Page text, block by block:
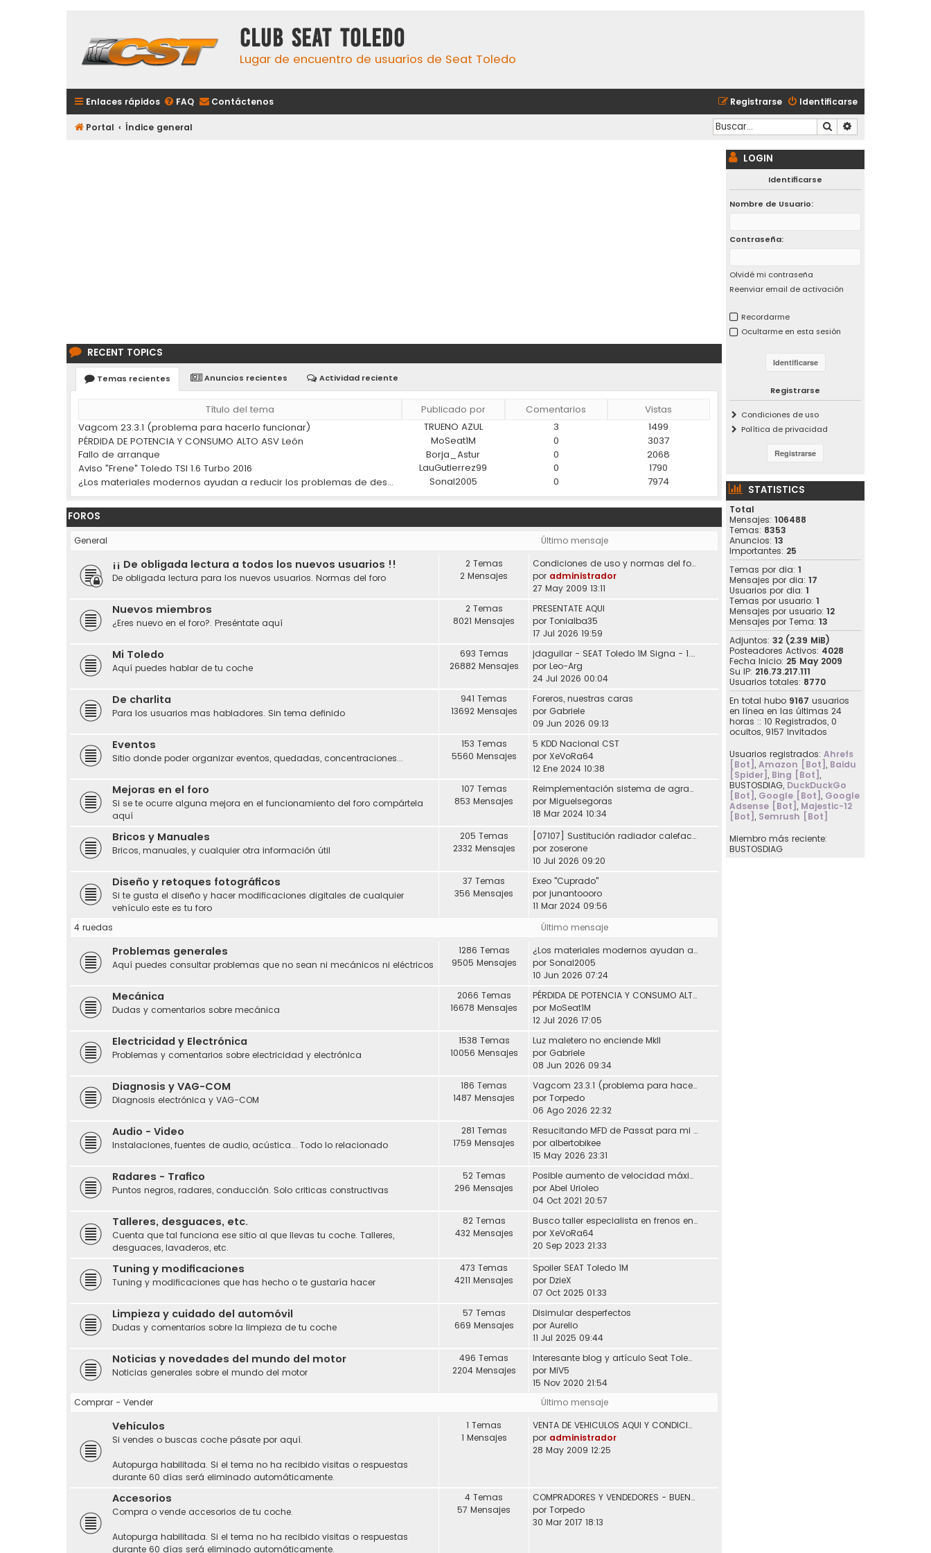
Club Seat Toledo
Lugar de encuentro de usuarios de Seat Toledo
Enlaces rápidos FAQ Contáctenos Identificarse
Registrarse
Portal Índice general Buscar
RECENT TOPICS
Temas recientes Anuncios recientes Actividad reciente
Título del tema Publicado por Comentarios
Vistas
Vagcom 23.3.1 (problema para hacerlo funcionar)
TRUENO AZUL 3
1499
PÉRDIDA DE POTENCIA Y CONSUMO ALTO ASV León
MoSeat1M 0
3037
Fallo de arranque
Borja_Astur 0
2068
Aviso "Frene" Toledo TSI 1.6 Turbo 2016
LauGutierrez99 0
1790
¿Los materiales modernos ayudan a reducir los problemas de desgaste en los coches?
Sonal2005 0 7974
FOROS
Último mensaje
General
¡¡ De obligada lectura a todos los nuevos usuarios !!
De obligada lectura para los nuevos usuarios. Normas del foro
2 Temas
2 Mensajes
Condiciones de uso y normas del foro.
por administrador
27 May 2009 13:11
Nuevos miembros
¿Eres nuevo en el foro?. Preséntate aquí
2 Temas
8021 Mensajes
PRESENTATE AQUI
por Tonialba35
17 Jul 2026 19:59
Mi Toledo
Aquí puedes hablar de tu coche
693 Temas
26882 Mensajes
jdaguilar - SEAT Toledo 1M Signa - 1.8 20V 125CV Automático - 10/2001
por Leo-Arg
24 Jul 2026 00:04
De charlita
Para los usuarios mas habladores. Sin tema definido
941 Temas
13692 Mensajes
Foreros, nuestras caras
por Gabriele
09 Jun 2026 09:13
Eventos
Sitio donde poder organizar eventos, quedadas, concentraciones...
153 Temas
5560 Mensajes
5 KDD Nacional CST
por XeVoRa64
12 Ene 2024 10:38
Mejoras en el foro
Si se te ocurre alguna mejora en el funcionamiento del foro compártela
aquí
107 Temas
853 Mensajes
Reimplementación sistema de agradecimiento en los posts
por Miguelsegoras
18 Mar 2024 10:34
Bricos y Manuales
Bricos, manuales, y cualquier otra información útil
205 Temas
2332 Mensajes
[07107] Sustitución radiador calefacción Seat Toledo I
por zoserone
10 Jul 2026 09:20
Diseño y retoques fotográficos
Si te gusta el diseño y hacer modificaciones digitales de cualquier
vehículo este es tu foro
37 Temas
356 Mensajes
Exeo "Cuprado"
por junantoooro
11 Mar 2024 09:56
Último mensaje
4 ruedas
Problemas generales
Aquí puedes consultar problemas que no sean ni mecánicos ni eléctricos
1286 Temas
9505 Mensajes
¿Los materiales modernos ayudan a reducir los problemas de desgaste en los coches?
por Sonal2005
10 Jun 2026 07:24
Mecánica
Dudas y comentarios sobre mecánica
2066 Temas
16678 Mensajes
PÉRDIDA DE POTENCIA Y CONSUMO ALTO ASV León
por MoSeat1M
12 Jul 2026 17:05
Electricidad y Electrónica
Problemas y comentarios sobre electricidad y electrónica
1538 Temas
10056 Mensajes
Luz maletero no enciende MkII
por Gabriele
08 Jun 2026 09:34
Diagnosis y VAG-COM
Diagnosis electrónica y VAG-COM
186 Temas
1487 Mensajes
Vagcom 23.3.1 (problema para hacerlo funcionar)
por Torpedo
06 Ago 2026 22:32
Audio - Video
Instalaciones, fuentes de audio, acústica... Todo lo relacionado
281 Temas
1759 Mensajes
Resucitando MFD de Passat para mi Toledo + Petición ayuda idioma (CD DX)
por albertobikee
15 May 2026 23:31
Radares - Trafico
Puntos negros, radares, conducción. Solo criticas constructivas
52 Temas
296 Mensajes
Posible aumento de velocidad máxima en autovías
por Abel Urioleo
04 Oct 2021 20:57
Talleres, desguaces, etc.
Cuenta que tal funciona ese sitio al que llevas tu coche. Talleres,
desguaces, lavaderos, etc.
82 Temas
432 Mensajes
Busco taller especialista en frenos en Madrid
por XeVoRa64
20 Sep 2023 21:33
Tuning y modificaciones
Tuning y modificaciones que has hecho o te gustaría hacer
473 Temas
4211 Mensajes
Spoiler SEAT Toledo 1M
por DzieX
07 Oct 2025 01:33
Limpieza y cuidado del automóvil
Dudas y comentarios sobre la limpieza de tu coche
57 Temas
669 Mensajes
Disimular desperfectos
por Aurelio
11 Jul 2025 09:44
Noticias y novedades del mundo del motor
Noticias generales sobre el mundo del motor
496 Temas
2204 Mensajes
Interesante blog y artículo Seat Toledo 1L
por MiV5
15 Nov 2020 21:54
Último mensaje
Comprar - Vender
Vehículos
Si vendes o buscas coche pásate por aquí.
Autopurga habilitada. Si el tema no ha recibido visitas o respuestas
durante 60 días será eliminado automáticamente.
1 Temas
1 Mensajes
VENTA DE VEHICULOS AQUI Y CONDICIONES DE USO.
por administrador
28 May 2009 12:25
Accesorios
Compra o vende accesorios de tu coche.
Autopurga habilitada. Si el tema no ha recibido visitas o respuestas
durante 60 días será eliminado automáticamente.
4 Temas
57 Mensajes
COMPRADORES Y VENDEDORES - BUENOS Y MALOS
por Torpedo
30 Mar 2017 18:13
LOGIN
Identificarse
Nombre de Usuario:
Contraseña:
Olvidé mi contraseña
Reenviar email de activación
Recordarme
Ocultarme en esta sesión
Registrarse
Condiciones de uso
Política de privacidad
STATISTICS
Total
Mensajes: 106488
Temas: 8353
Anuncios: 13
Importantes: 25
Temas por dia: 1
Mensajes por dia: 17
Usuarios por dia: 1
Temas por usuario: 1
Mensajes por usuario: 12
Mensajes por Tema: 13
Adjuntos: 32 (2.39 MiB)
Posteadores Activos: 4028
Fecha Inicio: 25 May 2009
Su IP: 216.73.217.111
Usuarios totales: 8770
En total hubo 9167 usuarios
en línea en las últimas 24
horas :: 10 Registrados, 0
ocultos, 9157 Invitados
Usuarios registrados: Ahrefs
[Bot], Amazon [Bot], Baidu
[Spider], Bing [Bot],
BUSTOSDIAG, DuckDuckGo
[Bot], Google [Bot], Google
Adsense [Bot], Majestic-12
[Bot], Semrush [Bot]
Miembro más reciente:
BUSTOSDIAG